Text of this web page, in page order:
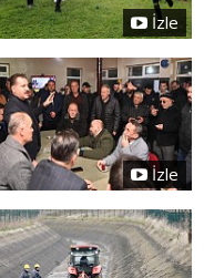
İzle
İzle